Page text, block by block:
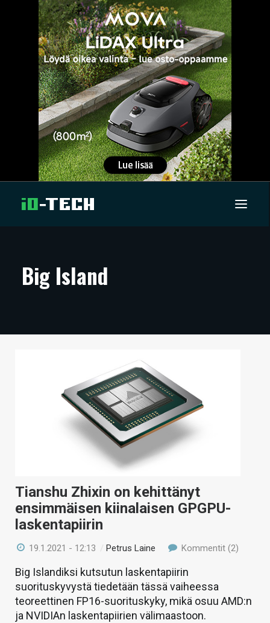
ARTIKKELIT
TECHBBS
HAKU
Big Island
Tianshu Zhixin on kehittänyt
ensimmäisen kiinalaisen GPGPU-
laskentapiirin
19.1.2021 - 12:13 /Petrus Laine Kommentit (2)
Big Islandiksi kutsutun laskentapiirin
suorituskyvystä tiedetään tässä vaiheessa
teoreettinen FP16-suorituskyky, mikä osuu AMD:n
ja NVIDIAn laskentapiirien välimaastoon.